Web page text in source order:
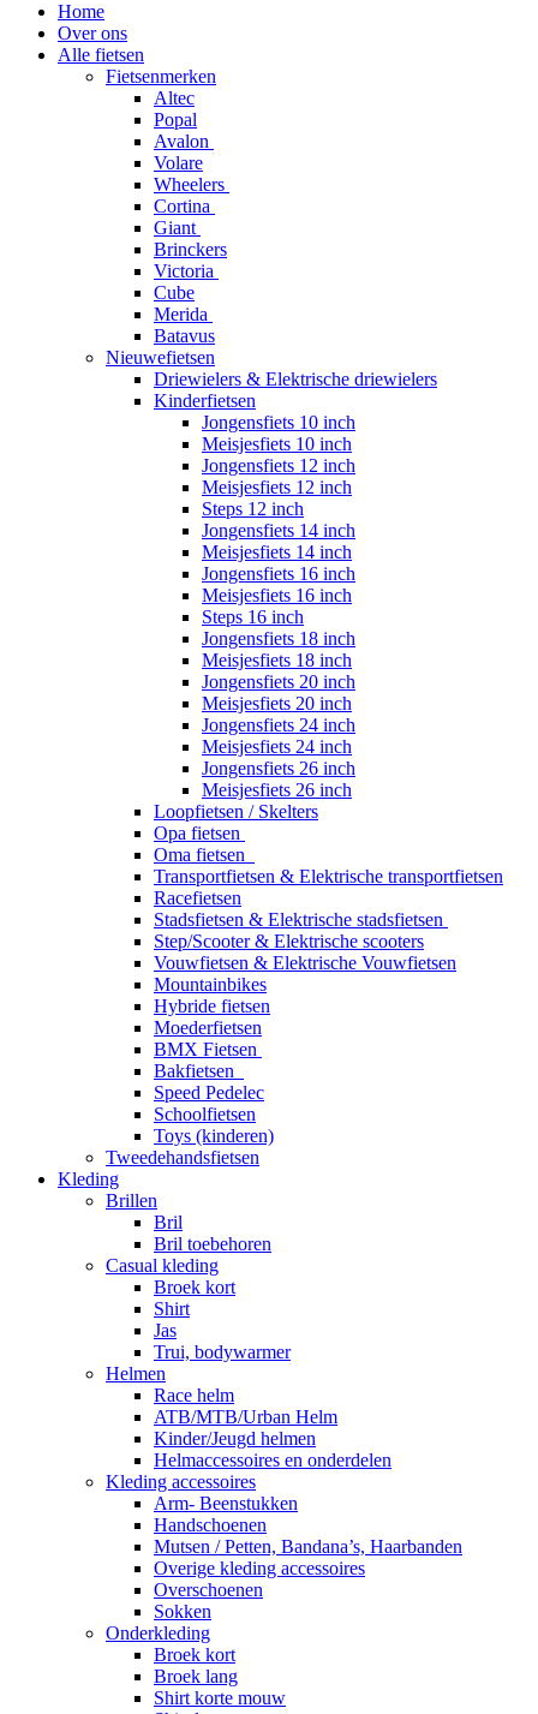
Home
Over ons
Alle fietsen
Fietsenmerken
Altec
Popal
Avalon
Volare
Wheelers
Cortina
Giant
Brinckers
Victoria
Cube
Merida
Batavus
Nieuwefietsen
Driewielers & Elektrische driewielers
Kinderfietsen
Jongensfiets 10 inch
Meisjesfiets 10 inch
Jongensfiets 12 inch
Meisjesfiets 12 inch
Steps 12 inch
Jongensfiets 14 inch
Meisjesfiets 14 inch
Jongensfiets 16 inch
Meisjesfiets 16 inch
Steps 16 inch
Jongensfiets 18 inch
Meisjesfiets 18 inch
Jongensfiets 20 inch
Meisjesfiets 20 inch
Jongensfiets 24 inch
Meisjesfiets 24 inch
Jongensfiets 26 inch
Meisjesfiets 26 inch
Loopfietsen / Skelters
Opa fietsen
Oma fietsen
Transportfietsen & Elektrische transportfietsen
Racefietsen
Stadsfietsen & Elektrische stadsfietsen
Step/Scooter & Elektrische scooters
Vouwfietsen & Elektrische Vouwfietsen
Mountainbikes
Hybride fietsen
Moederfietsen
BMX Fietsen
Bakfietsen
Speed Pedelec
Schoolfietsen
Toys (kinderen)
Tweedehandsfietsen
Kleding
Brillen
Bril
Bril toebehoren
Casual kleding
Broek kort
Shirt
Jas
Trui, bodywarmer
Helmen
Race helm
ATB/MTB/Urban Helm
Kinder/Jeugd helmen
Helmaccessoires en onderdelen
Kleding accessoires
Arm- Beenstukken
Handschoenen
Mutsen / Petten, Bandana’s, Haarbanden
Overige kleding accessoires
Overschoenen
Sokken
Onderkleding
Broek kort
Broek lang
Shirt korte mouw